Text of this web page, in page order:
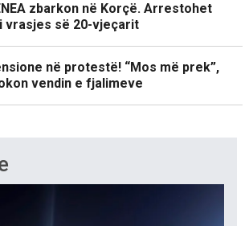
zbarkon në Korçë. Arrestohet
vrasjes së 20-vjeçarit
në protestë! “Mos më prek”,
vendin e fjalimeve